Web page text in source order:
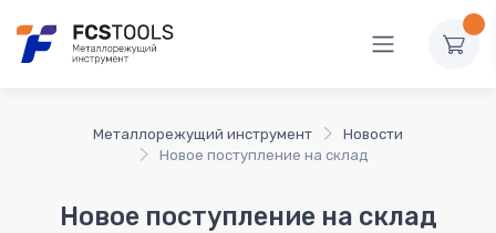
Металлорежущий инструмент
Новости
Новое поступление на склад
Новое поступление на склад